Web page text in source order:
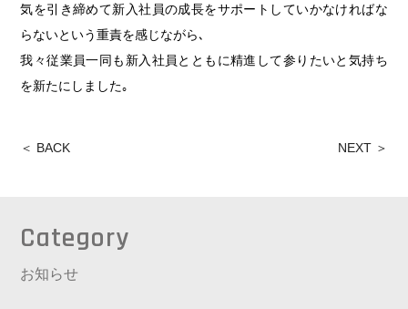
気を引き締めて新入社員の成長をサポートしていかなければな
らないという重責を感じながら､
我々従業員一同も新入社員とともに精進して参りたいと気持ち
を新たにしました｡
＜ BACK NEXT ＞
Category
お知らせ